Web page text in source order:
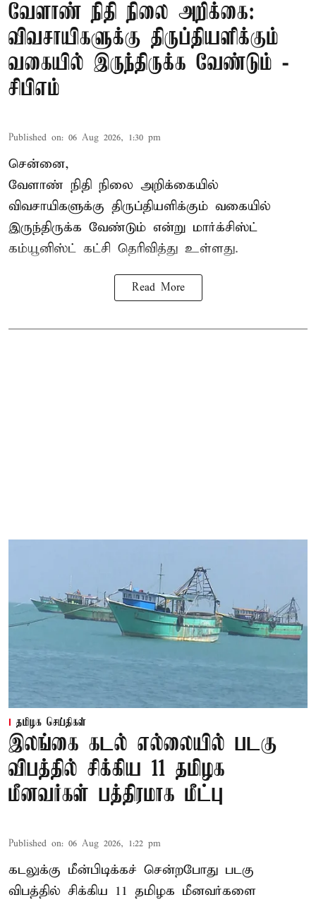
வேளாண் நிதி நிலை அறிக்கை:
விவசாயிகளுக்கு திருப்தியளிக்கும்
வகையில் இருந்திருக்க வேண்டும் -
சிபிஎம்
Published on: 06 Aug 2026, 1:30 pm
சென்னை,
வேளாண் நிதி நிலை அறிக்கையில்
விவசாயிகளுக்கு திருப்தியளிக்கும் வகையில்
இருந்திருக்க வேண்டும் என்று மார்க்சிஸ்ட்
கம்யூனிஸ்ட் கட்சி தெரிவித்து உள்ளது.
Read More
தமிழக செய்திகள்
இலங்கை கடல் எல்லையில் படகு
விபத்தில் சிக்கிய 11 தமிழக
மீனவர்கள் பத்திரமாக மீட்பு
Published on: 06 Aug 2026, 1:22 pm
கடலுக்கு மீன்பிடிக்கச் சென்றபோது படகு
விபத்தில் சிக்கிய 11 தமிழக மீனவர்களை